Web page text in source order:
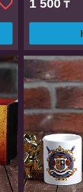
1 500 ₸